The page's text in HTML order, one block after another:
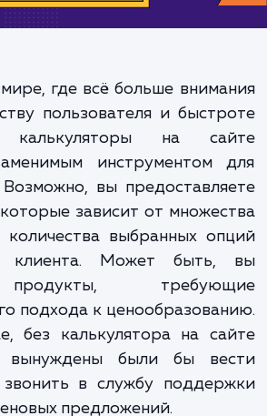
ЗАКАЗАТЬ УСЛУГУ
мире, где всё больше
пользователя и
калькуляторы на
инструментом
Возможно, вы
которые зависит от
количества выбранных
клиента. Может
продукты,
подхода к